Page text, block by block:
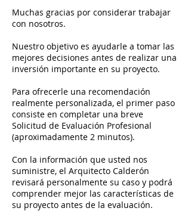
Muchas gracias por considerar trabajar
con nosotros.
Nuestro objetivo es ayudarle a tomar las
mejores decisiones antes de realizar una
inversión importante en su proyecto.
Para ofrecerle una recomendación
realmente personalizada, el primer paso
consiste en completar una breve
Solicitud de Evaluación Profesional
(aproximadamente 2 minutos).
Con la información que usted nos
suministre, el Arquitecto Calderón
revisará personalmente su caso y podrá
comprender mejor las características de
su proyecto antes de la evaluación.